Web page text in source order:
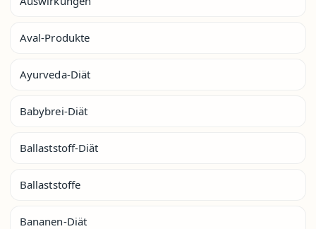
Aval-Produkte
Ayurveda-Diät
Babybrei-Diät
Ballaststoff-Diät
Ballaststoffe
Bananen-Diät